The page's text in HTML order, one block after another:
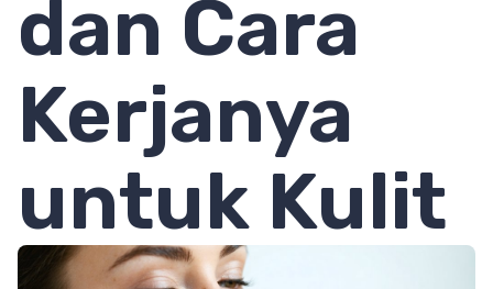
dan Cara
Kerjanya
untuk Kulit